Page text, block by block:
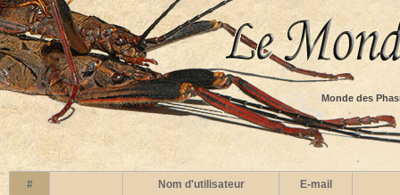
Monde des
# Nom d'utilisateur
E-mail